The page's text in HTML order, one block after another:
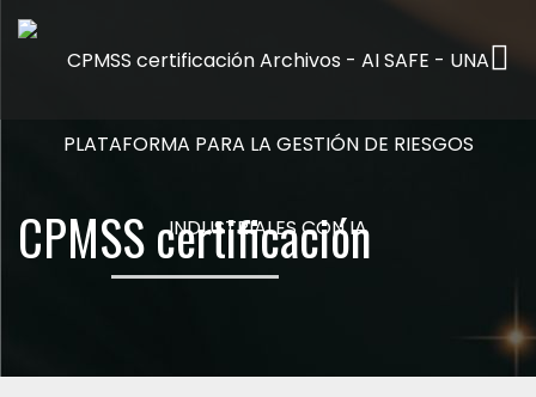
CPMSS certificación